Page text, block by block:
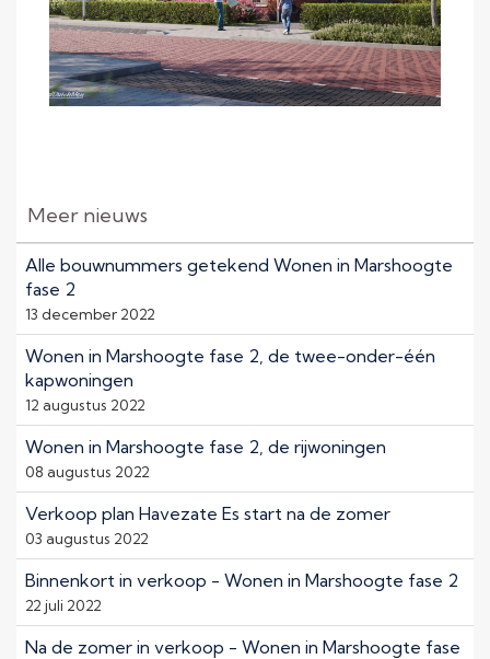
Meer nieuws
Alle bouwnummers getekend Wonen in Marshoogte
fase 2
13 december 2022
Wonen in Marshoogte fase 2, de twee-onder-één
kapwoningen
12 augustus 2022
Wonen in Marshoogte fase 2, de rijwoningen
08 augustus 2022
Verkoop plan Havezate Es start na de zomer
03 augustus 2022
Binnenkort in verkoop - Wonen in Marshoogte fase 2
22 juli 2022
Na de zomer in verkoop - Wonen in Marshoogte fase